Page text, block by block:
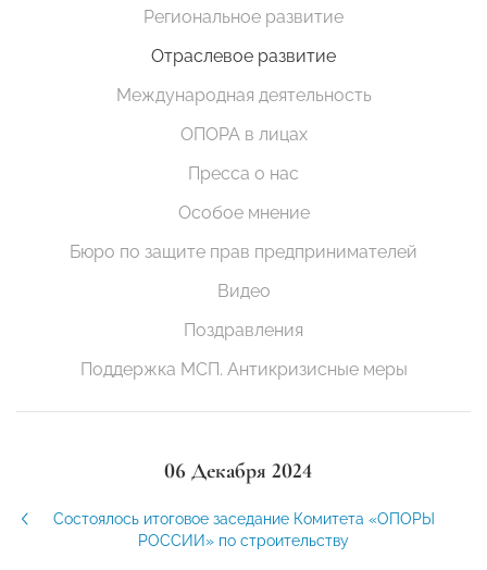
Региональное развитие
Отраслевое развитие
Международная деятельность
ОПОРА в лицах
Пресса о нас
Особое мнение
Бюро по защите прав предпринимателей
Видео
Поздравления
Поддержка МСП. Антикризисные меры
06 Декабря 2024
Состоялось итоговое заседание Комитета «ОПОРЫ
РОССИИ» по строительству